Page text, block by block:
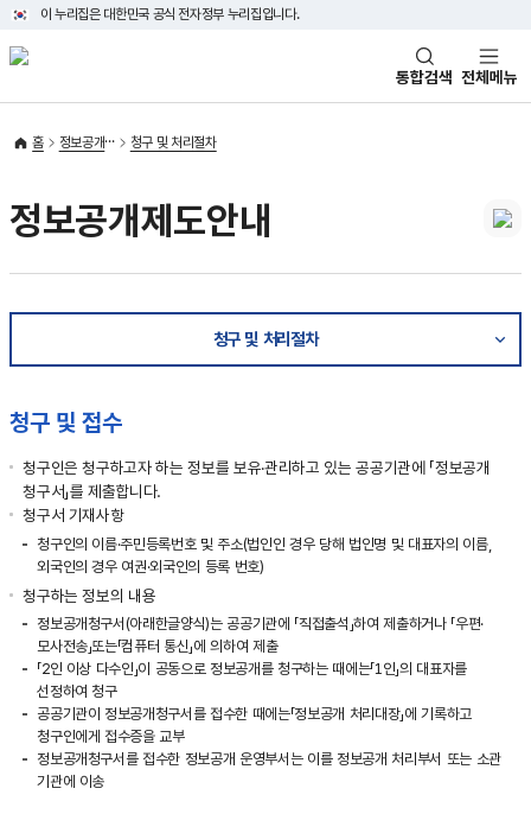
이 누리집은 대한민국 공식 전자정부 누리집입니다.
통합검색 전체메뉴
홈 정보공개 청구 및 처리절차
정보공개제도안내
청구 및 처리절차
청구 및 접수
청구인은 청구하고자 하는 정보를 보유·관리하고 있는 공공기관에 「정보공개
청구서」를 제출합니다.
청구서 기재사항
청구인의 이름·주민등록번호 및 주소(법인인 경우 당해 법인명 및 대표자의 이름,
외국인의 경우 여권·외국인의 등록 번호)
청구하는 정보의 내용
정보공개청구서(아래한글양식)는 공공기관에 「직접출석」하여 제출하거나 「우편·
모사전송」또는「컴퓨터 통신」에 의하여 제출
「2인 이상 다수인」이 공동으로 정보공개를 청구하는 때에는「1인」의 대표자를
선정하여 청구
공공기관이 정보공개청구서를 접수한 때에는「정보공개 처리대장」에 기록하고
청구인에게 접수증을 교부
정보공개청구서를 접수한 정보공개 운영부서는 이를 정보공개 처리부서 또는 소관
기관에 이송